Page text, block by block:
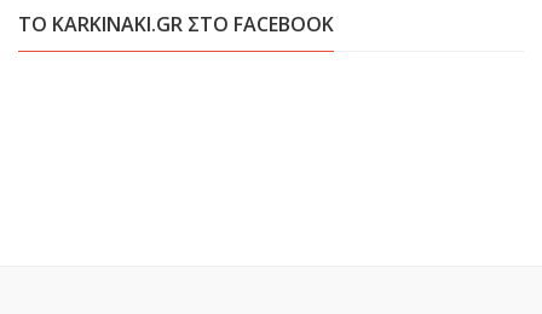
ΤΟ KARKINAKI.GR ΣΤΟ FACEBOOK